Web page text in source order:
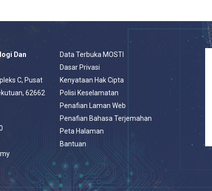
Dan
C, Pusat
62662
Data Terbuka MOSTI
Dasar Privasi
Kenyataan Hak Cipta
Polisi Keselamatan
Penafian Laman Web
Penafian Bahasa Terjemahan
Peta Halaman
Bantuan